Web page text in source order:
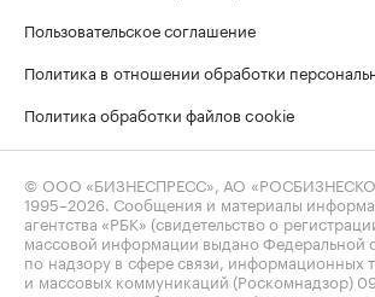
Пользовательское соглашение
Политика в отношении обработки
Политика обработки файлов cookie
© ООО «БИЗНЕСПРЕСС», АО
1995–2026 . Сообщения и материалы
агентства «РБК» (свидетельство о
массовой информации выдано Федеральной
по надзору в сфере связи, информационных
и массовых коммуникаций (Роскомнадзор)